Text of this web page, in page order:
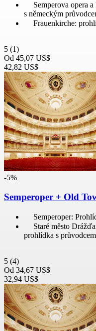
Semperova opera
s německým
Frauenkirche:
5 (1)
Od 45,07 US$
42,82 US$
-5%
Semperoper + Old
Semperoper:
Staré město
prohlídka s průvodcem
5 (4)
Od 34,67 US$
32,94 US$